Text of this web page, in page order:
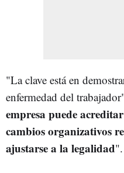
"La clave está en
enfermedad del
empresa puede
cambios organizativos
ajustarse a la legalidad".